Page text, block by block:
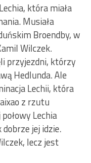
która miała
Musiała
Broendby, w
Wilczek.
przyjezdni, którzy
Hedlunda. Ale
Lechii, która
z rzutu
Lechia
dobrze jej idzie.
lecz jest